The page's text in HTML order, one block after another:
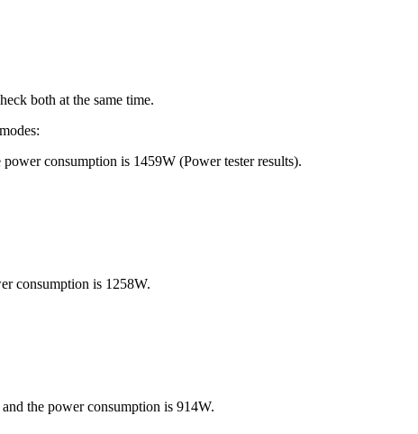
both at the same time.
consumption is 1459W (Power tester results).
consumption is 1258W.
the power consumption is 914W.